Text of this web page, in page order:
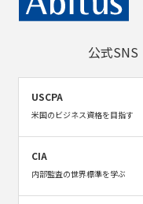
公式SNS
USCPA
米国のビジネス資格を目指す
CIA
内部監査の世界標準を学ぶ